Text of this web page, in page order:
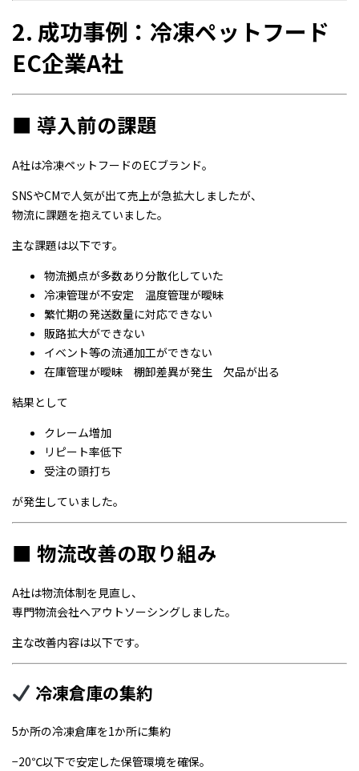
2. 成功事例：冷凍ペットフード
EC企業A社
■ 導入前の課題
A社は冷凍ペットフードのECブランド。
SNSやCMで人気が出て売上が急拡大しましたが、
物流に課題を抱えていました。
主な課題は以下です。
物流拠点が多数あり分散化していた
冷凍管理が不安定 温度管理が曖昧
繁忙期の発送数量に対応できない
販路拡大ができない
イベント等の流通加工ができない
在庫管理が曖昧 棚卸差異が発生 欠品が出る
結果として
クレーム増加
リピート率低下
受注の頭打ち
が発生していました。
■ 物流改善の取り組み
A社は物流体制を見直し、
専門物流会社へアウトソーシングしました。
主な改善内容は以下です。
冷凍倉庫の集約
5か所の冷凍倉庫を1か所に集約
−20℃以下で安定した保管環境を確保。